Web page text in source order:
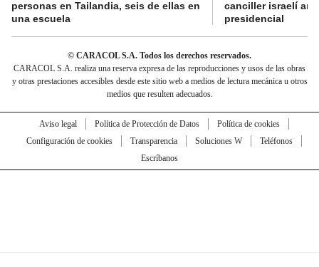
personas en Tailandia, seis de ellas en
una escuela
canciller israelí
presidencial
© CARACOL S.A. Todos los derechos reservados.
CARACOL S.A. realiza una reserva expresa de las reproducciones y usos de las obras
y otras prestaciones accesibles desde este sitio web a medios de lectura mecánica u otros
medios que resulten adecuados.
Aviso legal Política de Protección de Datos
Política de cookies
Configuración de cookies
Transparencia Soluciones W
Teléfonos
Escríbanos